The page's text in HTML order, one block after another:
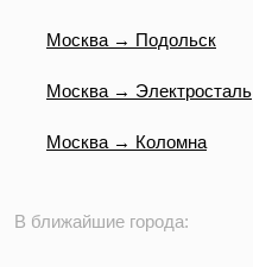
Москва → Подольск
Москва → Электросталь
Москва → Коломна
В ближайшие города: